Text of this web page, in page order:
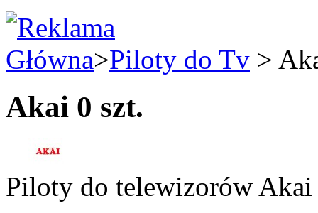
Główna>Piloty do Tv >
Akai 0 szt.
Piloty do telewizorów Akai